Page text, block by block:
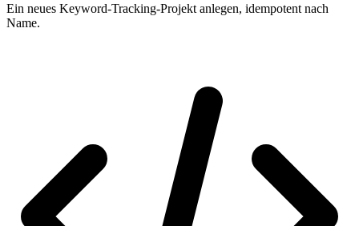
Ein neues Keyword-Tracking-Projekt anlegen, idempotent nach
Name.